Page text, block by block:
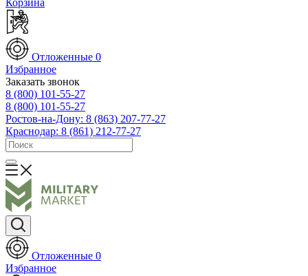
Корзина
Отложенные 0
Избранное
Заказать звонок
8 (800) 101-55-27
8 (800) 101-55-27
Ростов-на-Дону: 8 (863) 207-77-27
Краснодар: 8 (861) 212-77-27
Отложенные 0
Избранное